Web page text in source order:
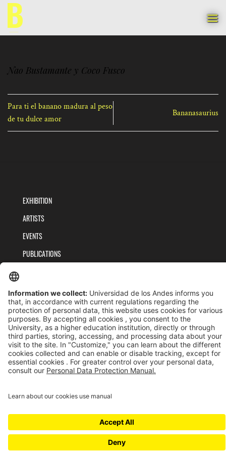
Skip
content
Nao Bustamante y Coco Fusco
Para ti el banano madura al peso
de tu dulce amor
Bananasaurius
EXHIBITION
ARTISTS
EVENTS
PUBLICATIONS
PRIVACY POLICY
TERMS AND CONDITIONS
Reconocimiento como Universidad: Decreto 1297 del 30 de mayo de 1964.
Reconocimiento personería jurídica: Resolución 28 del 23 de febrero de 1949 MinJusticia.